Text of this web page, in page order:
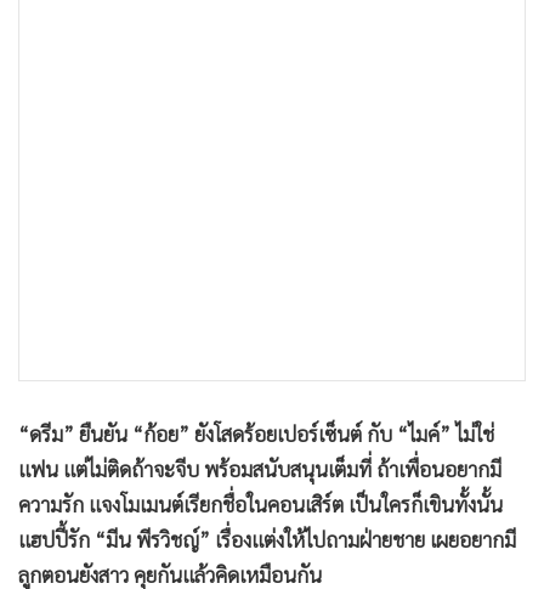
Factcheck
• ญี่ปุ่น
• News1
• Gotomanager
“ดรีม” ยืนยัน “ก้อย” ยังโสดร้อยเปอร์เซ็นต์ กับ “ไมค์” ไม่ใช่
แฟน แต่ไม่ติดถ้าจะจีบ พร้อมสนับสนุนเต็มที่ ถ้าเพื่อนอยากมี
ความรัก แจงโมเมนต์เรียกชื่อในคอนเสิร์ต เป็นใครก็เขินทั้งนั้น
แฮปปี้รัก “มีน พีรวิชญ์” เรื่องแต่งให้ไปถามฝ่ายชาย เผยอยากมี
ลูกตอนยังสาว คุยกันแล้วคิดเหมือนกัน